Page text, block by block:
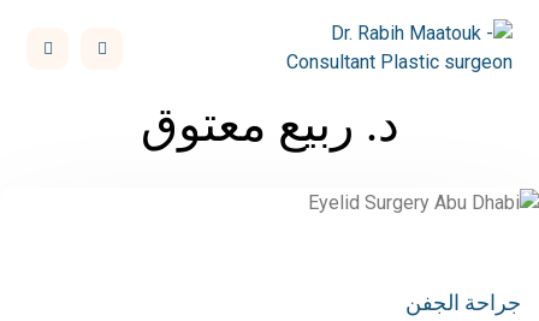
د. ربيع معتوق
جراحة الجفن